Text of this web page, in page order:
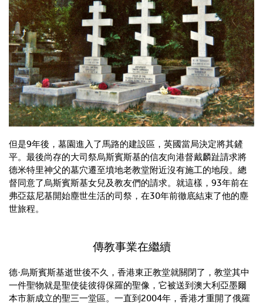
但是9年後，墓園進入了馬路的建設區，英國當局決定將其鏟
平。最後尚存的大司祭烏斯賓斯基的信友向港督戴麟趾請求將
德米特里神父的墓穴遷至墳地老教堂附近沒有施工的地段。總
督同意了烏斯賓斯基女兒及教友們的請求。就這樣，93年前在
弗亞茲尼基開始塵世生活的司祭，在30年前徹底結束了他的塵
世旅程。
傳教事業在繼續
德·烏斯賓斯基逝世後不久，香港東正教堂就關閉了，教堂其中
一件聖物就是聖使徒彼得保羅的聖像，它被送到澳大利亞墨爾
本市新成立的聖三一堂區。一直到2004年，香港才重開了俄羅